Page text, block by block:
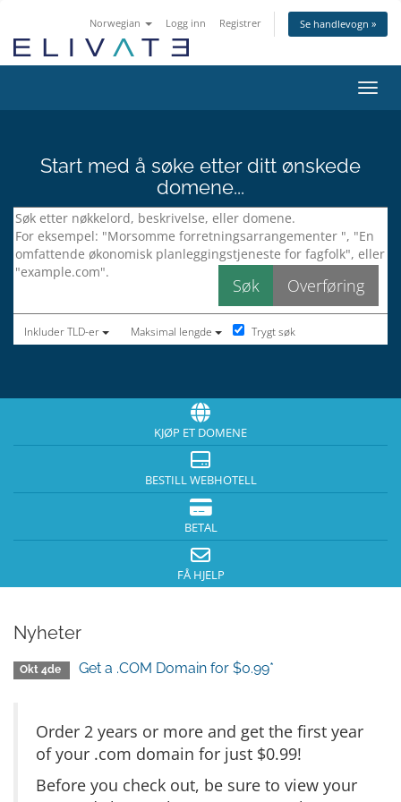
Norwegian Logg inn Registrer Se handlevogn »
Bytt
Start med å søke etter ditt ønskede
domene...
Inkluder TLD-er Maksimal lengde Trygt søk
KJØP ET DOMENE
BESTILL WEBHOTELL
BETAL
FÅ HJELP
Nyheter
Okt 4de Get a .COM Domain for $0.99*
Order 2 years or more and get the first year
of your .com domain for just $0.99!
Before you check out, be sure to view your